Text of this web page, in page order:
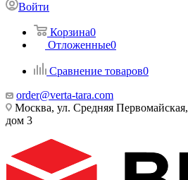
Войти
Корзина0
Отложенные0
Сравнение товаров0
order@verta-tara.com
Москва, ул. Средняя Первомайская,
дом 3